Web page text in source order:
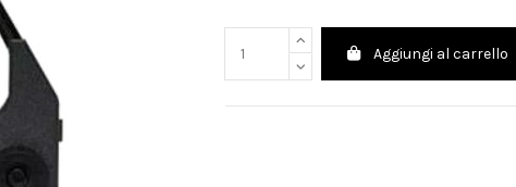
Aggiungi al carrello